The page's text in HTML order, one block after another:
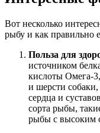
Вот несколько
рыбу и как правильно
Польза для
источником
кислоты Омега-
и шерсти
сердца и
сорта рыбы,
рыбы с высоким